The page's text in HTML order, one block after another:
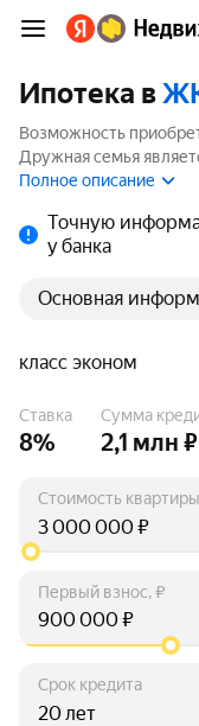
Ипотека в
Возможность
Дружная семья
квартиры. На
Полное описание
Точную
у банка
Основная
класс эконом
Ставка
8%
Сумма
2,1 млн ₽
Стоимость
₽
Первый взнос, ₽
₽
Срок кредита
лет